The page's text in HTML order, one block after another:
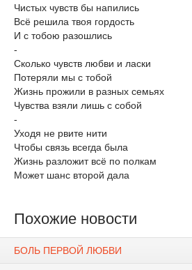
Чистых чувств бы напились
Всё решила твоя гордость
И с тобою разошлись
-
Сколько чувств любви и ласки
Потеряли мы с тобой
Жизнь прожили в разных семьях
Чувства взяли лишь с собой
-
Уходя не рвите нити
Чтобы связь всегда была
Жизнь разложит всё по полкам
Может шанс второй дала
Похожие новости
БОЛЬ ПЕРВОЙ ЛЮБВИ